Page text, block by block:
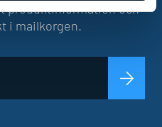
produktinformation och
i mailkorgen.